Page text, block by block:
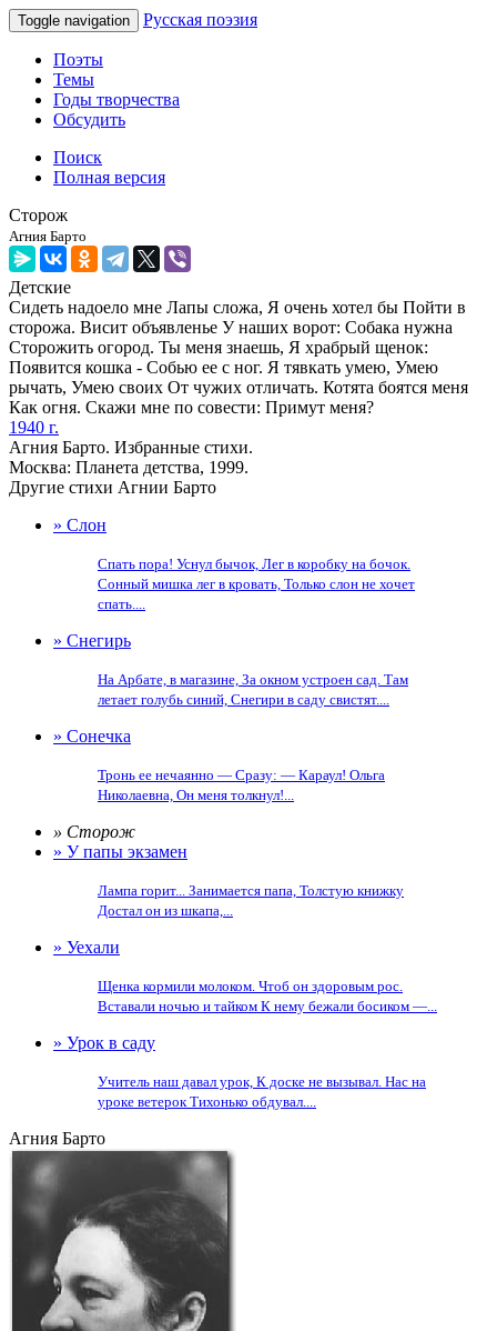
Toggle navigation Русская поэзия
Поэты
Темы
Годы творчества
Обсудить
Поиск
Полная версия
Сторож
Агния Барто
Детские
Сидеть надоело мне Лапы сложа, Я очень хотел бы Пойти в
сторожа. Висит объявленье У наших ворот: Собака нужна
Сторожить огород. Ты меня знаешь, Я храбрый щенок:
Появится кошка - Собью ее с ног. Я тявкать умею, Умею
рычать, Умею своих От чужих отличать. Котята боятся меня
Как огня. Скажи мне по совести: Примут меня?
1940 г.
Агния Барто. Избранные стихи.
Москва: Планета детства, 1999.
Другие стихи Агнии Барто
» Слон
Спать пора! Уснул бычок, Лег в коробку на бочок.
Сонный мишка лег в кровать, Только слон не хочет
спать....
» Снегирь
На Арбате, в магазине, За окном устроен сад. Там
летает голубь синий, Снегири в саду свистят....
» Сонечка
Тронь ее нечаянно — Сразу: — Караул! Ольга
Николаевна, Он меня толкнул!...
» Сторож
» У папы экзамен
Лампа горит... Занимается папа, Толстую книжку
Достал он из шкапа,...
» Уехали
Щенка кормили молоком. Чтоб он здоровым рос.
Вставали ночью и тайком К нему бежали босиком —...
» Урок в саду
Учитель наш давал урок, К доске не вызывал. Нас на
уроке ветерок Тихонько обдувал....
Агния Барто